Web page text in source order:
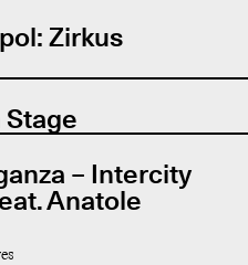
Zirkus
Stage
– Intercity
Anatole